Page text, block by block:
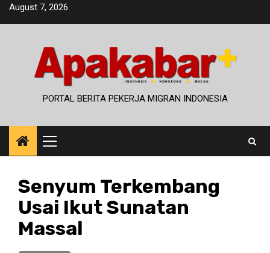
SkipAugust 7, 2026
PORTAL BERITA PEKERJA MIGRAN INDONESIA
Primary
Menu
Senyum Terkembang
Usai Ikut Sunatan
Massal